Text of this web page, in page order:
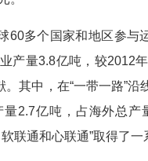
60多个国家和地区参与
产量3.8亿吨，较2012
其中，在“一带一路”沿
2.7亿吨，占海外总产
联通和心联通”取得了一